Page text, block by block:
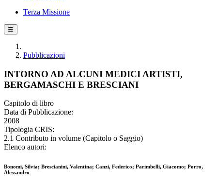
Terza Missione
☰
Pubblicazioni
INTORNO AD ALCUNI MEDICI ARTISTI,
BERGAMASCHI E BRESCIANI
Capitolo di libro
Data di Pubblicazione:
2008
Tipologia CRIS:
2.1 Contributo in volume (Capitolo o Saggio)
Elenco autori:
Bonomi, Silvia; Brescianini, Valentina; Canzi, Federico; Parimbelli, Giacomo; Porro,
Alessandro